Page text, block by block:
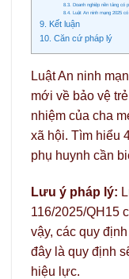
8.3. Doanh nghiệp nền tảng có
8.4. Luật An ninh mạng 2025
9. Kết luận
10. Căn cứ pháp lý
Luật An ninh
mới về bảo vệ
nhiệm của cha
xã hội. Tìm hiểu
phụ huynh cần
Lưu ý pháp lý:
116/2025/QH15
vậy, các quy
đây là quy định
hiệu lực.